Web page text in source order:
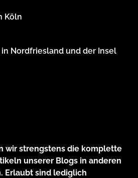
Köln
Nordfriesland und der Insel
wir strengstens die komplette
unserer Blogs in anderen
Erlaubt sind lediglich